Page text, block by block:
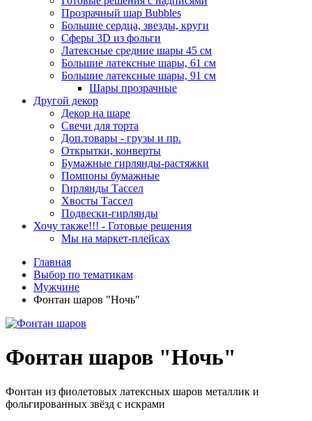
Прозрачный шар Bubbles
Большие сердца, звезды, круги
Сферы 3D из фольги
Латексные средние шары 45 см
Большие латексные шары, 61 см
Большие латексные шары, 91 см
Шары прозрачные
Другой декор
Декор на шаре
Свечи для торта
Доп.товары - грузы и пр.
Открытки, конверты
Бумажные гирлянды-растяжки
Помпоны бумажные
Гирлянды Тассел
Хвосты Тассел
Подвески-гирлянды
Хочу также!!! - Готовые решения
Мы на маркет-плейсах
Главная
Выбор по тематикам
Мужчине
Фонтан шаров "Ночь"
Фонтан шаров "Ночь"
Фонтан из фиолетовых латексных шаров металлик и
фольгированных звёзд с искрами